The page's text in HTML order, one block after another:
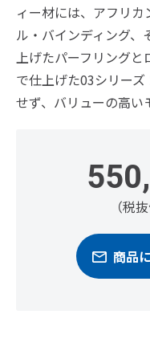
ィー材には、アフリ
ル・バインディング
上げたパーフリングと
で仕上げた03シリー
せず、バリューの高い
（税
商品